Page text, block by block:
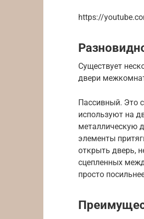
https://
Существует
двери
Пассивный. Это
используют на
металлическую
элементы
открыть дверь,
сцепленных
просто